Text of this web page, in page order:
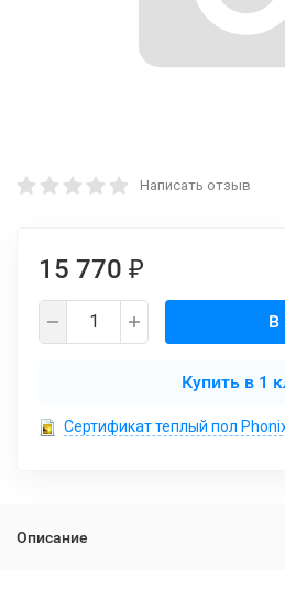
Написать отзыв
15 770 ₽
В
Купить в 1
Сертификат теплый пол
Описание